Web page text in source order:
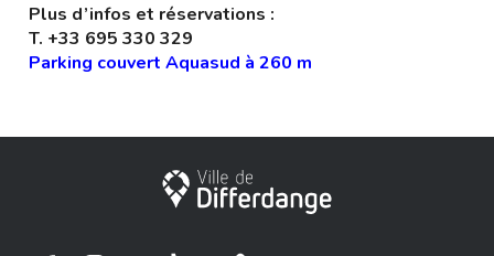
Plus d’infos et réservations :
T. +33 695 330 329
Parking couvert Aquasud à 260 m
Stadt Differdingen